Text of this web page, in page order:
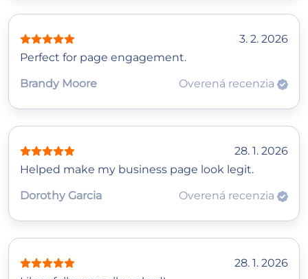
3. 2. 2026
Perfect for page engagement.
Brandy Moore
Overená recenzia
28. 1. 2026
Helped make my business page look legit.
Dorothy Garcia
Overená recenzia
28. 1. 2026